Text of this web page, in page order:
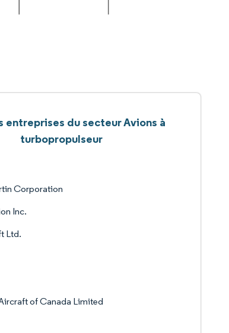
entreprises du secteur Avions à
turbopropulseur
Corporation
Inc.
Ltd.
of Canada Limited